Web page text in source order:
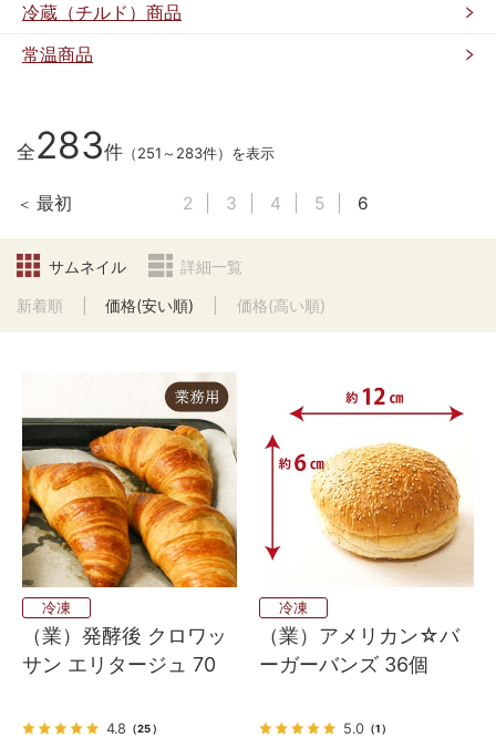
冷蔵（チルド）商品
常温商品
全283件 （251～283件）を表示
最初 2 3 4 5 6
サムネイル 詳細一覧
新着順 価格(安い順) 価格(高い順)
冷凍
（業）発酵後 クロワッ
サン エリタージュ 70
4.8 （25）
冷凍
（業）アメリカン☆バ
ーガーバンズ 36個
5.0（1）